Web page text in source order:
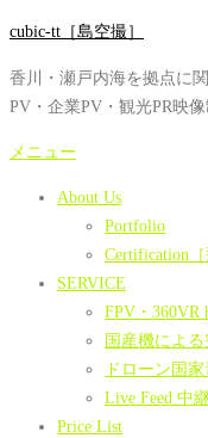
コ
テ
ン
ツ
cubic-tt［島空撮］
香川・瀬戸内海を拠点に
PV・企業PV・観光PR映
メニュー
About Us
Portfolio
Certification［
SERVICE
FPV・360VR
国産機によ
ドローン国
Live Feed 中
Price List